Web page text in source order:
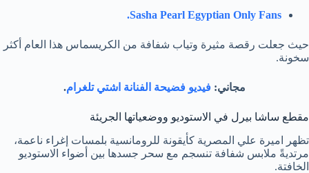
Sasha Pearl Egyptian Only Fans.
حيث جعلت رقصة مثيرة وتياب شفافة من الكريسماس هذا العام أكثر
سخونة.
مجاني: فيديو فضيحة الفنانة اشتي تلغرام.
مقطع ساشا بيرل في الاستوديو ووضعياتها الجريئة
تظهر اميرة علي المصرية كأيقونة للرومانسية بلمسات إغراء ناعمة،
مرتديةً ملابس شفافة تنسجم مع سحر جسدها بين أضواء الاستوديو
الخافتة.